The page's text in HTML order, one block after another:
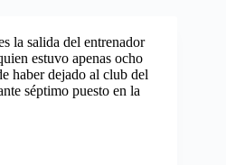
la salida del entrenador
estuvo apenas ocho
haber dejado al club del
séptimo puesto en la